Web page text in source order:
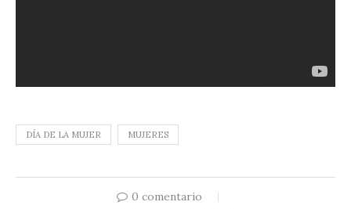
DÍA DE LA MUJER MUJERES
0 comentario